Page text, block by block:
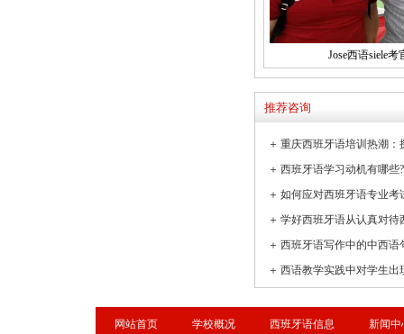
Jose西语siele考
推荐咨询
＋
＋
＋ 如何应对西班牙语专业考
＋ 学好西班牙语从认真对待
＋ 西班牙语写作中的中西语
＋
网站首页 学校概况 西班牙语信息 新闻中